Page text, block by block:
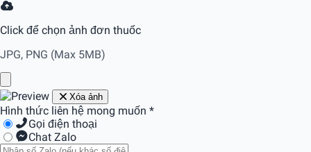
Click để chọn ảnh đơn thuốc
JPG, PNG (Max 5MB)
Xóa ảnh
Hình thức liên hệ mong muốn *
Gọi điện thoại
Chat Zalo